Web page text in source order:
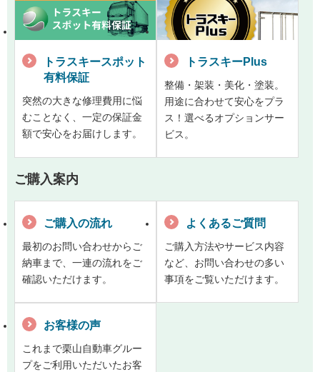
トラスキースポット
有料保証
突然の大きな修理費用に悩
むことなく、一定の保証金
額で安心をお届けします。
トラスキーPlus
整備・架装・美化・塗装。
用途に合わせて安心をプラ
ス！選べるオプションサー
ビス。
ご購入案内
ご購入の流れ
最初のお問い合わせからご
納車まで、一連の流れをご
確認いただけます。
よくあるご質問
ご購入方法やサービス内容
など、お問い合わせの多い
事項をご覧いただけます。
お客様の声
これまで栗山自動車グルー
プをご利用いただいたお客